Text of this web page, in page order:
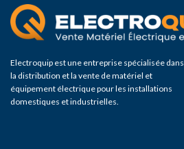
Electroquip est une entreprise spécialisée dans
la distribution et la vente de matériel et
équipement électrique pour les installations
domestiques et industrielles.